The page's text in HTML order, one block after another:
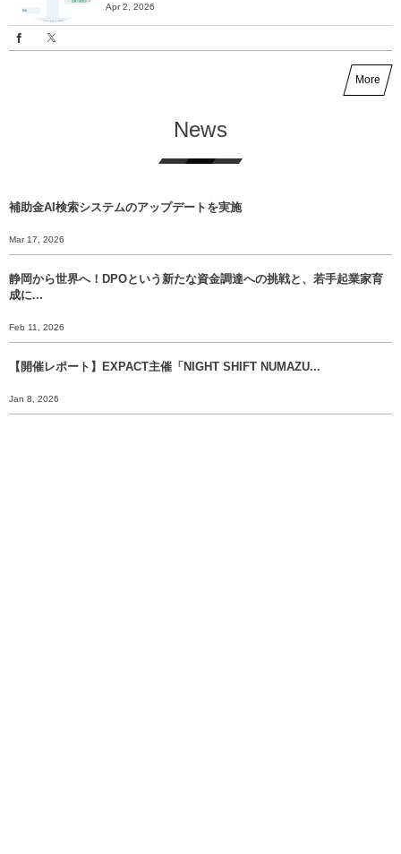
Apr 2, 2026
More
News
補助金AI検索システムのアップデートを実施
Mar 17, 2026
静岡から世界へ！DPOという新たな資金調達への挑戦と、若手起業家育
成に...
Feb 11, 2026
【開催レポート】EXPACT主催「NIGHT SHIFT NUMAZU...
Jan 8, 2026